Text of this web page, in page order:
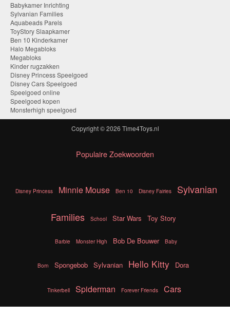
Babykamer Inrichting
Sylvanian Families
Aquabeads Parels
ToyStory Slaapkamer
Ben 10 Kinderkamer
Halo Megabloks
Megabloks
Kinder rugzakken
Disney Princess Speelgoed
Disney Cars Speelgoed
Speelgoed online
Speelgoed kopen
Monsterhigh speelgoed
Copyright © 2026 Time4Toys.nl
Populaire Zoekwoorden
Disney Princess Minnie Mouse Ben 10 Disney Fairies Sylvanian
Families School Star Wars Toy Story
Barbie Monster High Bob De Bouwer Baby
Born Spongebob Sylvanian Hello Kitty Dora
Tinkerbell Spiderman Forever Friends Cars